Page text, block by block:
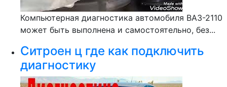
Компьютерная диагностика автомобиля ВАЗ-2110
может быть выполнена и самостоятельно, без...
Ситроен ц где как подключить
диагностику